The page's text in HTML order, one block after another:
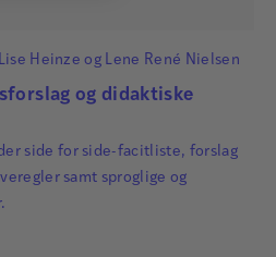
Heinze og Lene René Nielsen
og didaktiske
side for side-facitliste, forslag
samt sproglige og